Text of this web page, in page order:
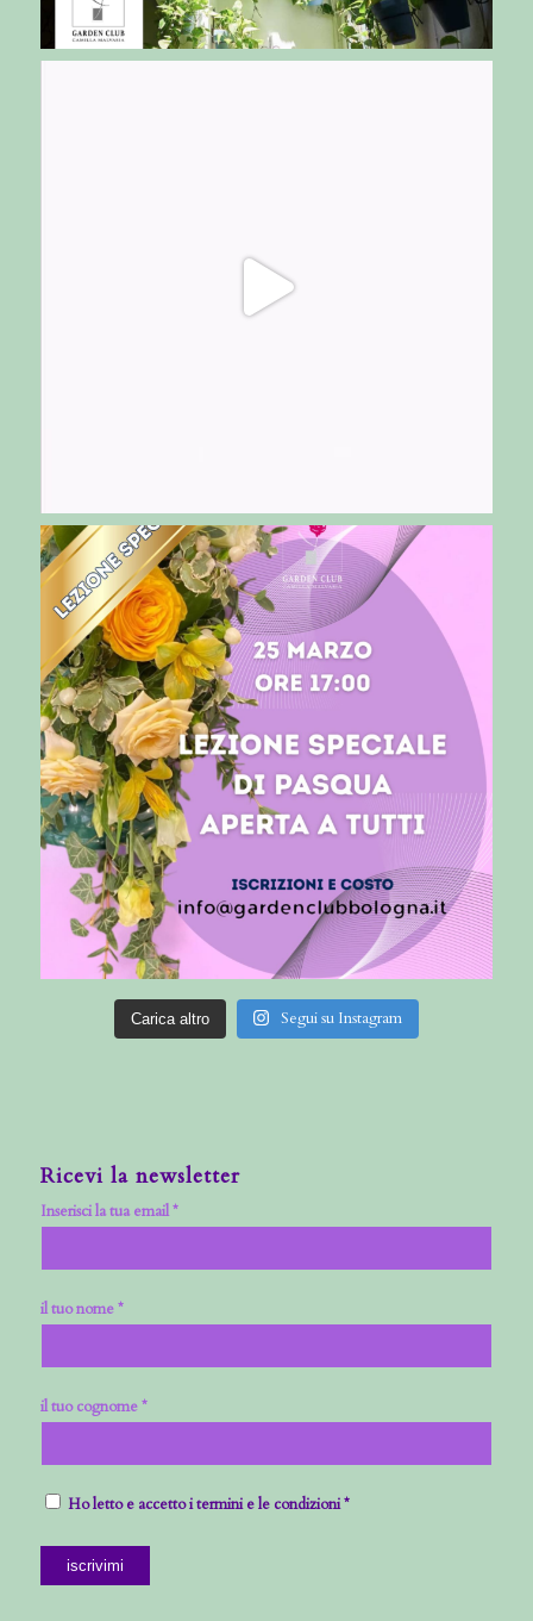
Carica altro Segui su Instagram
Ricevi la newsletter
Inserisci la tua email *
il tuo nome *
il tuo cognome *
Ho letto e accetto i termini e le condizioni *